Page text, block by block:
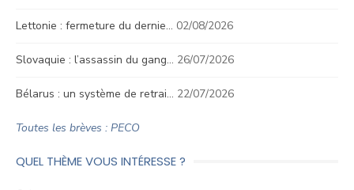
Lettonie : fermeture du dernie… 02/08/2026
Slovaquie : l’assassin du gang… 26/07/2026
Bélarus : un système de retrai… 22/07/2026
Toutes les brèves : PECO
QUEL THÈME VOUS INTÉRESSE ?